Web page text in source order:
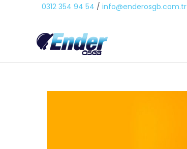
0312 354 94 54 / info@enderosgb.com.tr